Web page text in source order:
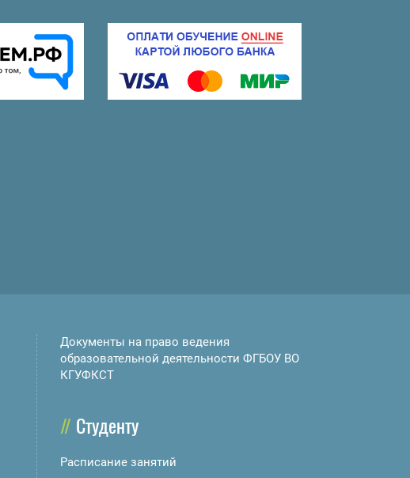
Документы на право ведения
образовательной деятельности ФГБОУ ВО
КГУФКСТ
Студенту
Расписание занятий